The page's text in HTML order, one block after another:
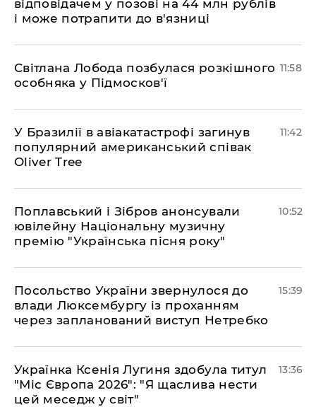
відповідачем у позові на 44 млн рублів
і може потрапити до в'язниці
Світлана Лобода позбулася розкішного
особняка у Підмосков'ї
11:58
У Бразилії в авіакатастрофі загинув
популярний американський співак
Oliver Tree
11:42
Поплавський і Зібров анонсували
ювілейну Національну музичну
премію "Українська пісня року"
10:52
Посольство України звернулося до
влади Люксембургу із проханням
через запланований виступ Нетребко
15:39
Українка Ксенія Лугиня здобула титул
"Міс Європа 2026": "Я щаслива нести
цей меседж у світ"
13:36